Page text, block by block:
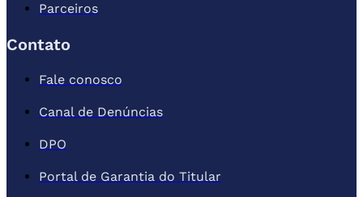
Parceiros
Contato
Fale conosco
Canal de Denúncias
DPO
Portal de Garantia do Titular